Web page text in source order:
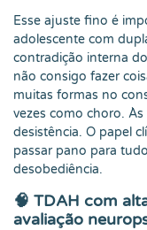
Esse ajuste fino é
adolescente com
contradição interna
não consigo fazer
muitas formas no
vezes como choro.
desistência. O papel
passar pano para
desobediência.
🧠 TDAH com
avaliação